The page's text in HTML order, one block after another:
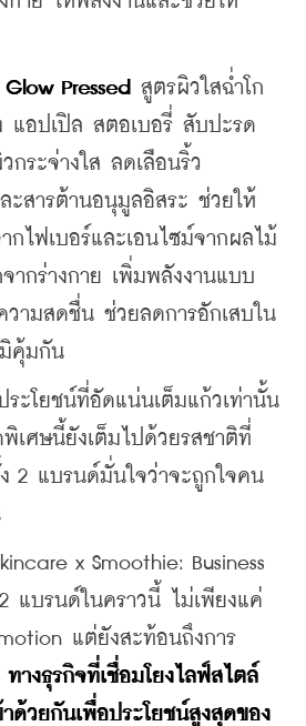
Pressed
สูตรผิวใสฉ่ำโก
อปเปิล สตอเบอรี่ สับปะรด
ระจ่างใส ลดเลือนริ้ว
ะสารต้านอนุมูลอิสระ ช่วยให้
กไฟเบอร์และเอนไซม์จากผลไม้
ากร่างกาย เพิ่มพลังงานแบบ
ามสดชื่น ช่วยลดการอักเสบใน
มิคุ้มกัน
โยชน์ที่อัดแน่นเต็มแก้วเท่านั้น
เศษนี้ยังเต็มไปด้วยรสชาติที่
2 แบรนด์มั่นใจว่าจะถูกใจคน
x Smoothie: Business
แบรนด์ในคราวนี้ ไม่เพียงแค่
แต่ยังสะท้อนถึงการ
ทางธุรกิจที่เชื่อมโยงไลฟ์สไตล์
ด้วยกันเพื่อประโยชน์สูงสุดของ